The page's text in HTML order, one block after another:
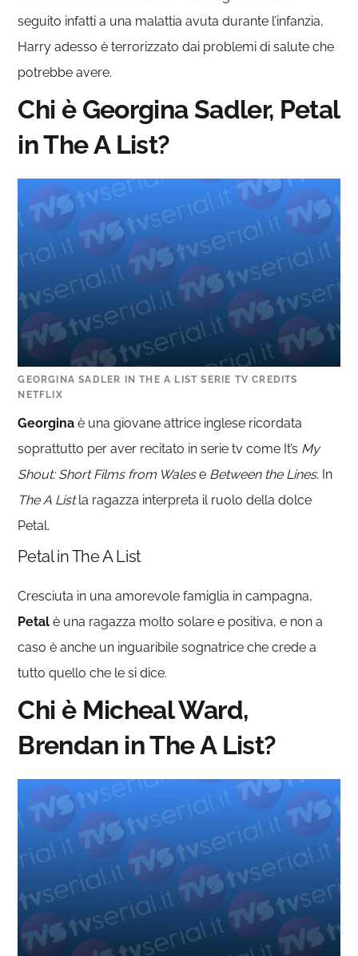
seguito infatti a una malattia avuta durante l’infanzia,
Harry adesso è terrorizzato dai problemi di salute che
potrebbe avere.
Chi è Georgina Sadler, Petal
in The A List?
GEORGINA SADLER IN THE A LIST SERIE TV CREDITS
NETFLIX
Georginaè una giovane attrice inglese ricordata
soprattutto per aver recitato in serie tv come It’s My
Shout: Short Films from Walese Between the Lines. In
The A Listla ragazza interpreta il ruolo della dolce
Petal.
Petal in The A List
Cresciuta in una amorevole famiglia in campagna,
Petalè una ragazza molto solare e positiva, e non a
caso è anche un inguaribile sognatrice che crede a
tutto quello che le si dice.
Chi è Micheal Ward,
Brendan in The A List?